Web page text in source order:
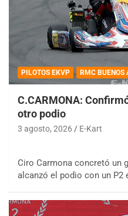
PILOTOS EKVP RMC BUENOS
C.CARMONA:
otro podio
3 agosto, 2026 E-Kart
Ciro Carmona concretó un
alcanzó el podio con un P2